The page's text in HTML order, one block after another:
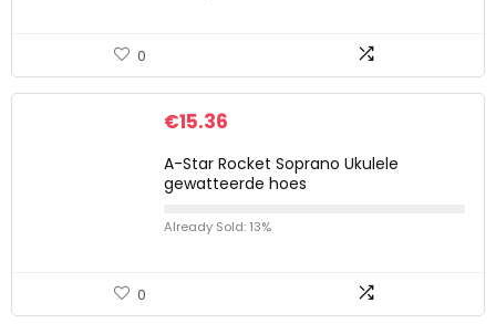
0
€15.36
A-Star Rocket Soprano Ukulele
gewatteerde hoes
Already Sold: 13%
0